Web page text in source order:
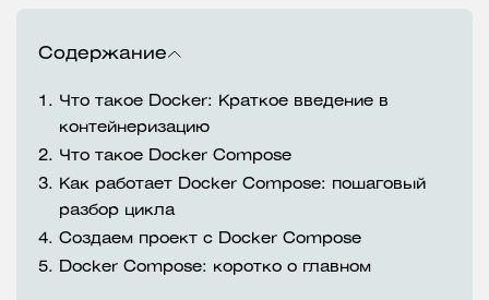
Содержание
1. Что такое Docker: Краткое введение в
контейнеризацию
2. Что такое Docker Compose
3.
Как работает Docker Compose: пошаговый
разбор цикла
4. Создаем проект с Docker Compose
5.
Docker Compose: коротко о главном